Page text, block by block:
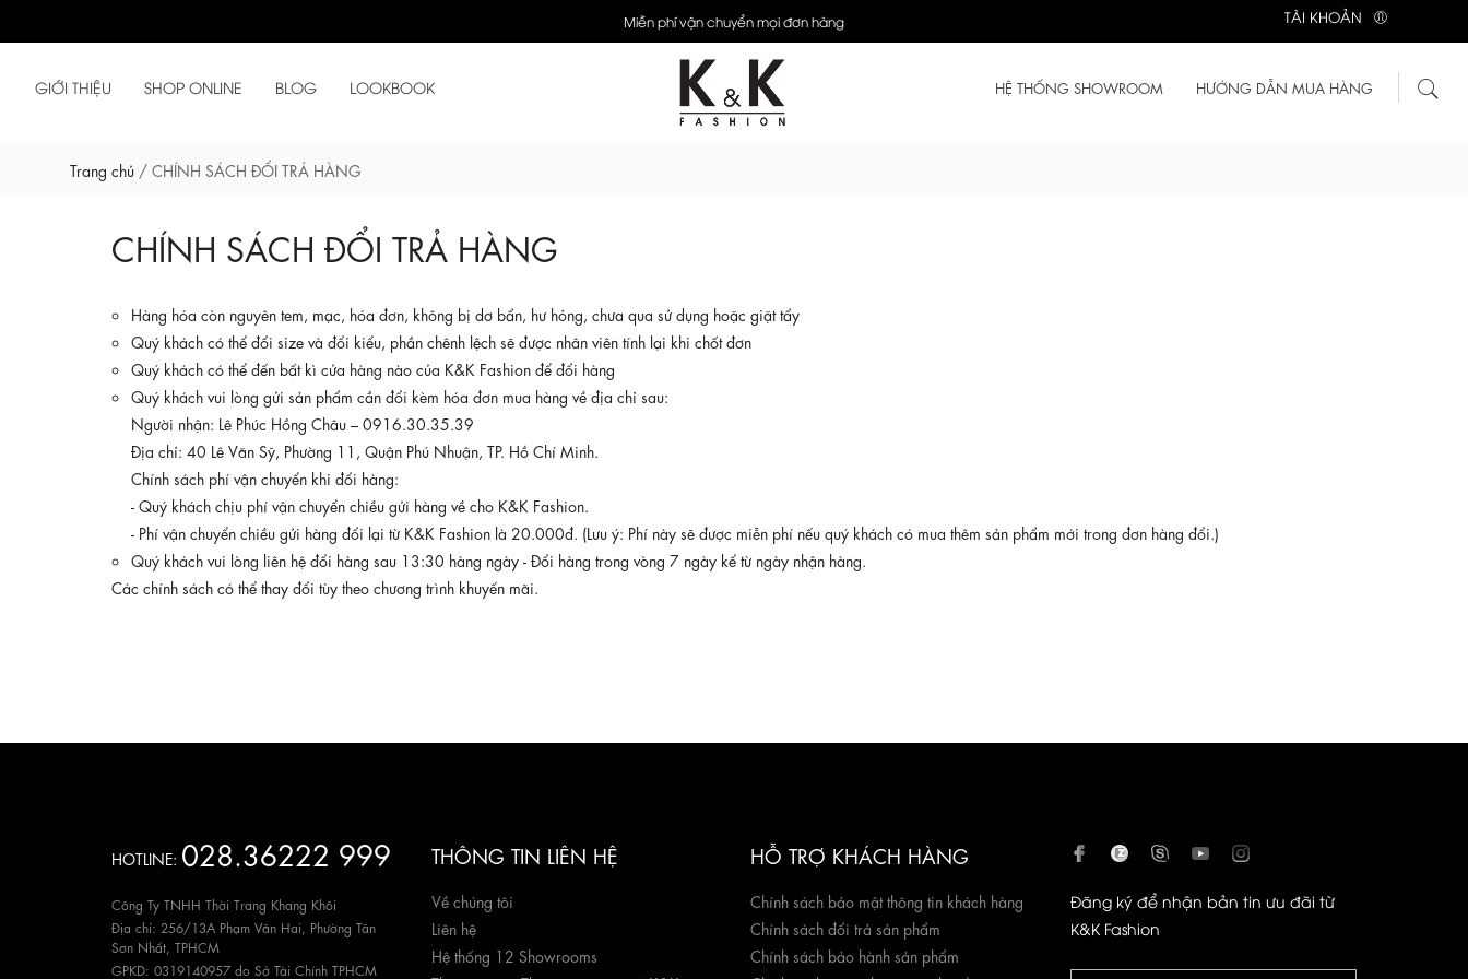
Miễn phí vận chuyển mọi đơn hàng TÀI KHOẢN
GIỚI THIỆU SHOP ONLINE BLOG LOOKBOOK HỆ THỐNG SHOWROOM HƯỚNG DẪN MUA HÀNG
Trang chủ / CHÍNH SÁCH ĐỔI TRẢ HÀNG
CHÍNH SÁCH ĐỔI TRẢ HÀNG
Hàng hóa còn nguyên tem, mạc, hóa đơn, không bị dơ bẩn, hư hỏng, chưa qua sử dụng hoặc giặt tẩy
Quý khách có thể đổi size và đổi kiểu, phần chênh lệch sẽ được nhân viên tính lại khi chốt đơn
Quý khách có thể đến bất kì cửa hàng nào của K&K Fashion để đổi hàng
Quý khách vui lòng gửi sản phẩm cần đổi kèm hóa đơn mua hàng về địa chỉ sau:
Người nhận: Lê Phúc Hồng Châu – 0916.30.35.39
Địa chỉ: 40 Lê Văn Sỹ, Phường 11, Quận Phú Nhuận, TP. Hồ Chí Minh.
Chính sách phí vận chuyển khi đổi hàng:
- Quý khách chịu phí vận chuyển chiều gửi hàng về cho K&K Fashion.
- Phí vận chuyển chiều gửi hàng đổi lại từ K&K Fashion là 20.000đ. (Lưu ý: Phí này sẽ được miễn phí nếu quý khách có mua thêm sản phẩm mới trong đơn hàng đổi.)
Quý khách vui lòng liên hệ đổi hàng sau 13:30 hàng ngày - Đổi hàng trong vòng 7 ngày kể từ ngày nhận hàng.
Các chính sách có thể thay đổi tùy theo chương trình khuyến mãi.
HOTLINE: 028.36222 999
Công Ty TNHH Thời Trang Khang Khôi
Địa chỉ: 256/13A Phạm Văn Hai, Phường Tân
Sơn Nhất, TPHCM
GPKD: 0319140957 do Sở Tài Chính TPHCM
THÔNG TIN LIÊN HỆ
Về chúng tôi
Liên hệ
Hệ thống 12 Showrooms
HỖ TRỢ KHÁCH HÀNG
Chính sách bảo mật thông tin khách hàng
Chính sách đổi trả sản phẩm
Chính sách bảo hành sản phẩm
Đăng ký để nhận bản tin ưu đãi từ
K&K Fashion